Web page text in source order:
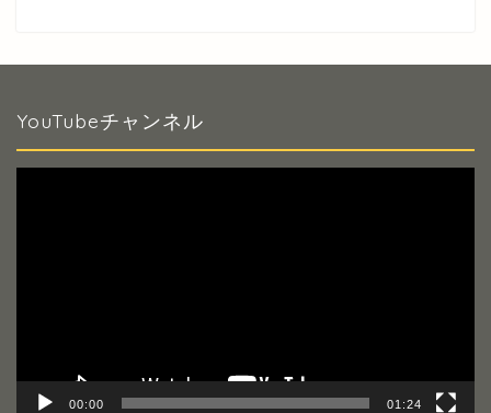
YouTubeチャンネル
00:00 01:24